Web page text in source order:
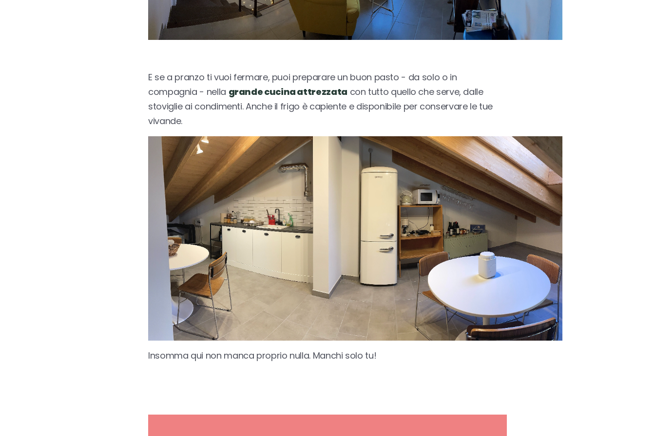
E se a pranzo ti vuoi fermare, puoi preparare un buon pasto - da solo o in
compagnia - nella grande cucina attrezzata con tutto quello che serve, dalle
stoviglie ai condimenti. Anche il frigo è capiente e disponibile per conservare le tue
vivande.
Insomma qui non manca proprio nulla. Manchi solo tu!